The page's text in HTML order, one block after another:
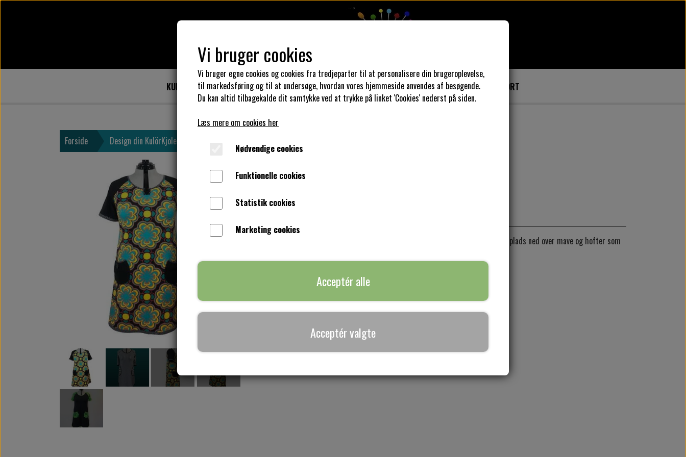
KULÖR DESIGN DESIGN DIN KJOLE UNIKA PAKKER KLAR PARAT SYKURSER GAVEKORT
Forside Design din KulörKjole
MODEL HELLE
895,00 kr.
Model Helle har raglan ærmer og let a-facon, dvs. den ikke har så meget vidde og plads ned over mave og hofter som
− + Tilføj til kurv
Vi bruger cookies
Vi bruger egne cookies og cookies fra tredjeparter til at personalisere din brugeroplevelse,
til markedsføring og til at undersøge, hvordan vores hjemmeside anvendes af besøgende.
Du kan altid tilbagekalde dit samtykke ved at trykke på linket 'Cookies' nederst på siden.
Læs mere om cookies her
Nødvendige cookies
Funktionelle cookies
Statistik cookies
Marketing cookies
Acceptér alle
Acceptér valgte